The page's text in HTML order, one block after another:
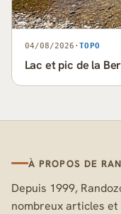
04/08/2026 · TOPO
Lac et pic de la
À PROPOS DE
Depuis 1999,
nombreux articles